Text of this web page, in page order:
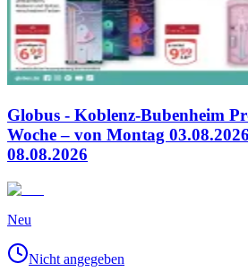
Globus - Koblenz-Bubenheim
Woche – von Montag
08.08.2026
Neu
Nicht angegeben